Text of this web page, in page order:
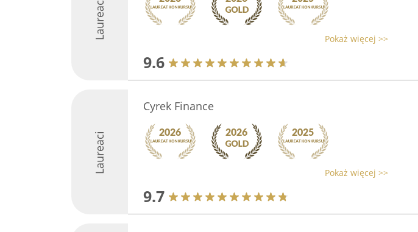
Laureaci Pokaż więcej >>
9.6
Laureaci
Cyrek Finance
Pokaż więcej >>
9.7